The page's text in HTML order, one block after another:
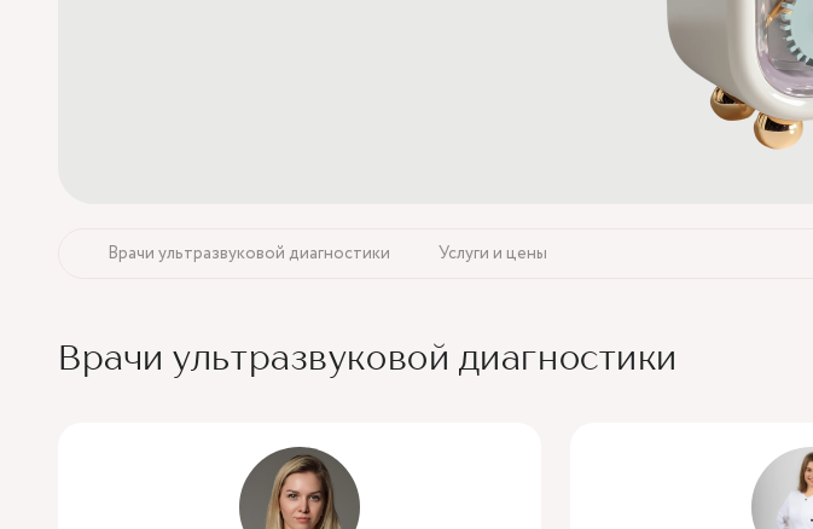
Врачи ультразвуковой диагностики Услуги и цены
Врачи ультразвуковой диагностики